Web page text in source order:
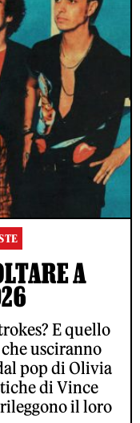
A
E quello
usciranno
pop di Olivia
di Vince
il loro